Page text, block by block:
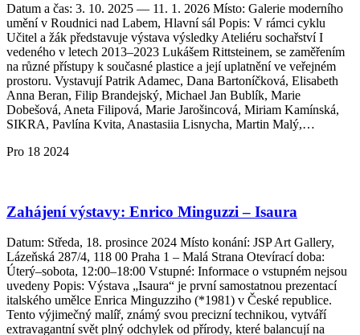
Datum a čas: 3. 10. 2025 — 11. 1. 2026 Místo: Galerie moderního
umění v Roudnici nad Labem, Hlavní sál Popis: V rámci cyklu
Učitel a žák představuje výstava výsledky Ateliéru sochařství I
vedeného v letech 2013–2023 Lukášem Rittsteinem, se zaměřením
na různé přístupy k současné plastice a její uplatnění ve veřejném
prostoru. Vystavují Patrik Adamec, Dana Bartoníčková, Elisabeth
Anna Beran, Filip Brandejský, Michael Jan Bublík, Marie
Dobešová, Aneta Filipová, Marie Jarošincová, Miriam Kamínská,
SIKRA, Pavlína Kvita, Anastasiia Lisnycha, Martin Malý,…
Pro 18 2024
Zahájení výstavy: Enrico Minguzzi – Isaura
Datum: Středa, 18. prosince 2024 Místo konání: JSP Art Gallery,
Lázeňská 287/4, 118 00 Praha 1 – Malá Strana Otevírací doba:
Úterý–sobota, 12:00–18:00 Vstupné: Informace o vstupném nejsou
uvedeny Popis: Výstava „Isaura“ je první samostatnou prezentací
italského umělce Enrica Minguzziho (*1981) v České republice.
Tento výjimečný malíř, známý svou precizní technikou, vytváří
extravagantní svět plný odchylek od přírody, které balancují na